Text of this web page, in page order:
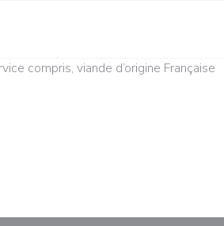
compris, viande d’origine Française